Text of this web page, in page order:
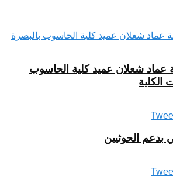
عماد شعلان عميد كلية الحاسوب
الكلية
بدعم الحوثيين